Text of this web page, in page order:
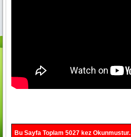
Bu Sayfa Toplam 5027kez Okunmustur.